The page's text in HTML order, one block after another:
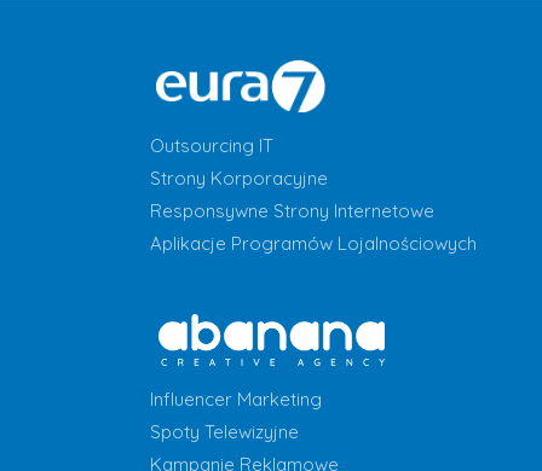
Outsourcing IT
Strony Korporacyjne
Responsywne Strony Internetowe
Aplikacje Programów Lojalnościowych
Influencer Marketing
Spoty Telewizyjne
Kampanie Reklamowe